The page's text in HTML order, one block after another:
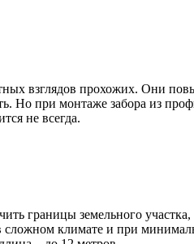
взглядов прохожих. Они
Но при монтаже забора из
не всегда.
границы земельного
сложном климате и при